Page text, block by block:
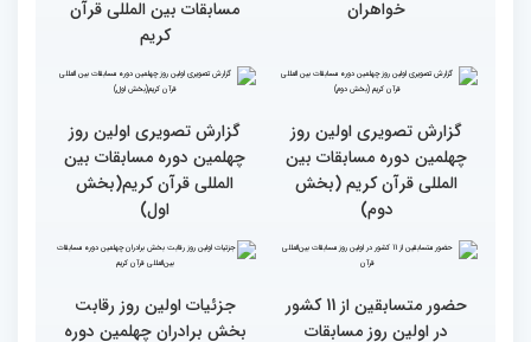
تشکیل نشست هماهنگی
بین‌المللی قرآن در بخش
خواهران
گزارش تصویری نشست
توجیهی داوران ویژه
خواهران چهلمین دوره
مسابقات بین المللی قرآن
کریم
گزارش تصویری اولین روز
چهلمین دوره مسابقات بین
المللی قرآن کریم (بخش
دوم)
گزارش تصویری اولین روز
چهلمین دوره مسابقات بین
المللی قرآن کریم(بخش
اول)